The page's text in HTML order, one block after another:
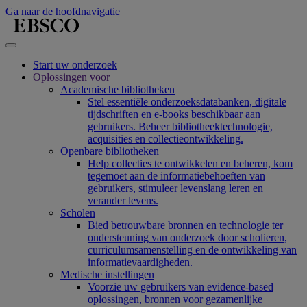
Ga naar de hoofdnavigatie
Start uw onderzoek
Oplossingen voor
Academische bibliotheken
Stel essentiële onderzoeksdatabanken, digitale
tijdschriften en e-books beschikbaar aan
gebruikers. Beheer bibliotheektechnologie,
acquisities en collectieontwikkeling.
Openbare bibliotheken
Help collecties te ontwikkelen en beheren, kom
tegemoet aan de informatiebehoeften van
gebruikers, stimuleer levenslang leren en
verander levens.
Scholen
Bied betrouwbare bronnen en technologie ter
ondersteuning van onderzoek door scholieren,
curriculumsamenstelling en de ontwikkeling van
informatievaardigheden.
Medische instellingen
Voorzie uw gebruikers van evidence-based
oplossingen, bronnen voor gezamenlijke